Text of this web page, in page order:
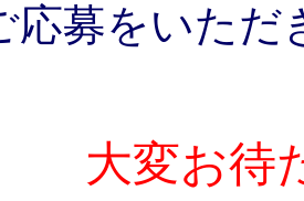
応募をいただ
大変お待